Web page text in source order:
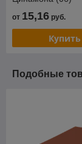
от 15,16 руб.
Купить
Подобные